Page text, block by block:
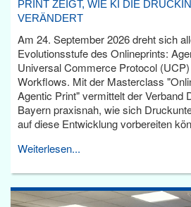
PRINT ZEIGT, WIE KI DIE
VERÄNDERT
Am 24. September 2026 dreht sich
Evolutionsstufe des Onlineprints:
Universal Commerce Protocol
Workflows. Mit der Masterclass
Agentic Print" vermittelt der Verband
Bayern praxisnah, wie sich
auf diese Entwicklung vorbereiten
Weiterlesen...